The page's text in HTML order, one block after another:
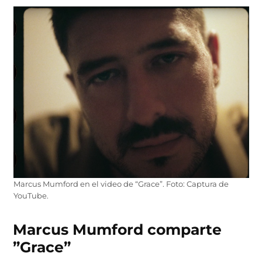
Marcus Mumford en el video de “Grace”. Foto: Captura de
YouTube.
Marcus Mumford comparte
”Grace”